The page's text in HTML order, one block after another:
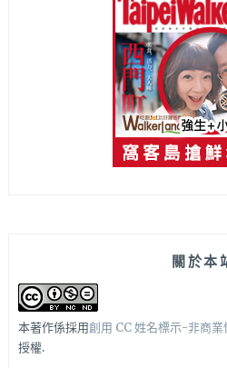
關於本
本著作係採用創用 CC 姓名標示-非商
授權.